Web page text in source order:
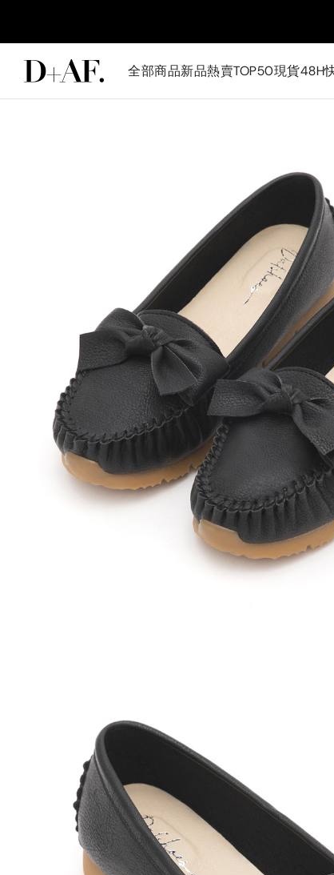
全部商品新品熱賣TOP50現貨48H